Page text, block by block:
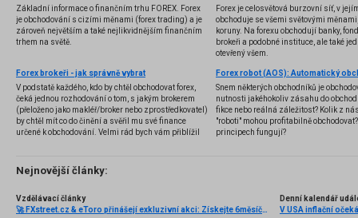
Základní informace o finančním trhu FOREX. Forex
je obchodování s cizími měnami (forex trading) a je
zároveň největším a také nejlikvidnějším finančním
trhem na světě.
Forex je celosvětová burzovní síť, v
obchoduje se všemi světovými
koruny. Na forexu obchodují banky,
brokeři a podobné instituce, ale také
otevřený všem.
Forex brokeři - jak správně vybrat
V podstatě každého, kdo by chtěl obchodovat forex,
čeká jednou rozhodování o tom, s jakým brokerem
(přeloženo jako makléř/broker nebo zprostředkovatel)
by chtěl mít co do činění a svěřil mu své finance
určené k obchodování. Velmi rád bych vám přiblížil
několik příkladů nejznámějších z nich.
Snem některých obchodníků je
nutnosti jakéhokoliv zásahu do
fikce nebo reálná záležitost? Kolik z
"roboti" mohou profitabilně
principech fungují?
Nejnovější články:
Vzdělávací články
🚀 FXstreet.cz & eToro přinášejí exkluzivní akci: Získejte 6měsíční členství ve VIP zóně ZDARMA
Denní kalendář
V USA inflační